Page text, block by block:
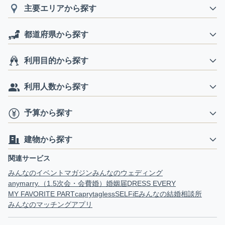
主要エリアから探す
都道府県から探す
利用目的から探す
利用人数から探す
予算から探す
建物から探す
関連サービス
みんなのイベントマガジンみんなのウェディング
anymarry.（1.5次会・会費婚） 婚姻届DRESS EVERY
MY FAVORITE PARTcaprytaglessSELFiEみんなの結婚相談所
みんなのマッチングアプリ